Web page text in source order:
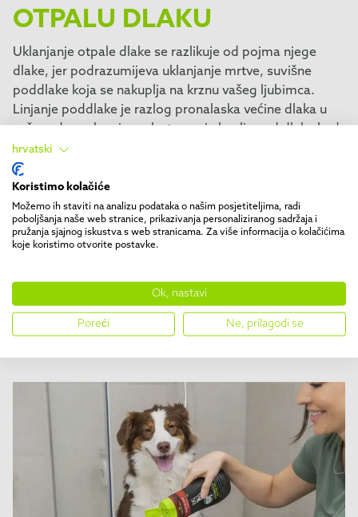
OTPALU DLAKU
Uklanjanje otpale dlake se razlikuje od pojma njege
dlake, jer podrazumijeva uklanjanje mrtve, suvišne
poddlake koja se nakuplja na krznu vašeg ljubimca.
Linjanje poddlake je razlog pronalaska većine dlaka u
vašem domu kao i uzrok stvaranja kuglica od dlaka kod
mačaka.
Poddlaka grije vašeg kućnog ljubimca ispod glatkog i
vodootpornog gornjeg sloja. Poddlaka prirodno ispada
i treba je redovito uklanjati s posebno dizajniranim
priborom za uklanjanje otpale dlake
Saznajte više o tome
zašto biste trebali uklanjati
otpalu dlaku vašeg kućnog ljubimcaredovito.
hrvatski
Koristimo kolačiće
Možemo ih staviti na analizu podataka o našim posjetiteljima, radi
poboljšanja naše web stranice, prikazivanja personaliziranog sadržaja i
pružanja sjajnog iskustva s web stranicama. Za više informacija o kolačićima
koje koristimo otvorite postavke.
Ok, nastavi
Poreći Ne, prilagodi se